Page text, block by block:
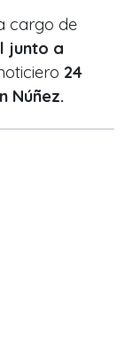
cargo de
junto a
24
Núñez.